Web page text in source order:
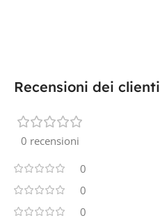
Recensioni dei clienti
0 recensioni
0
0
0